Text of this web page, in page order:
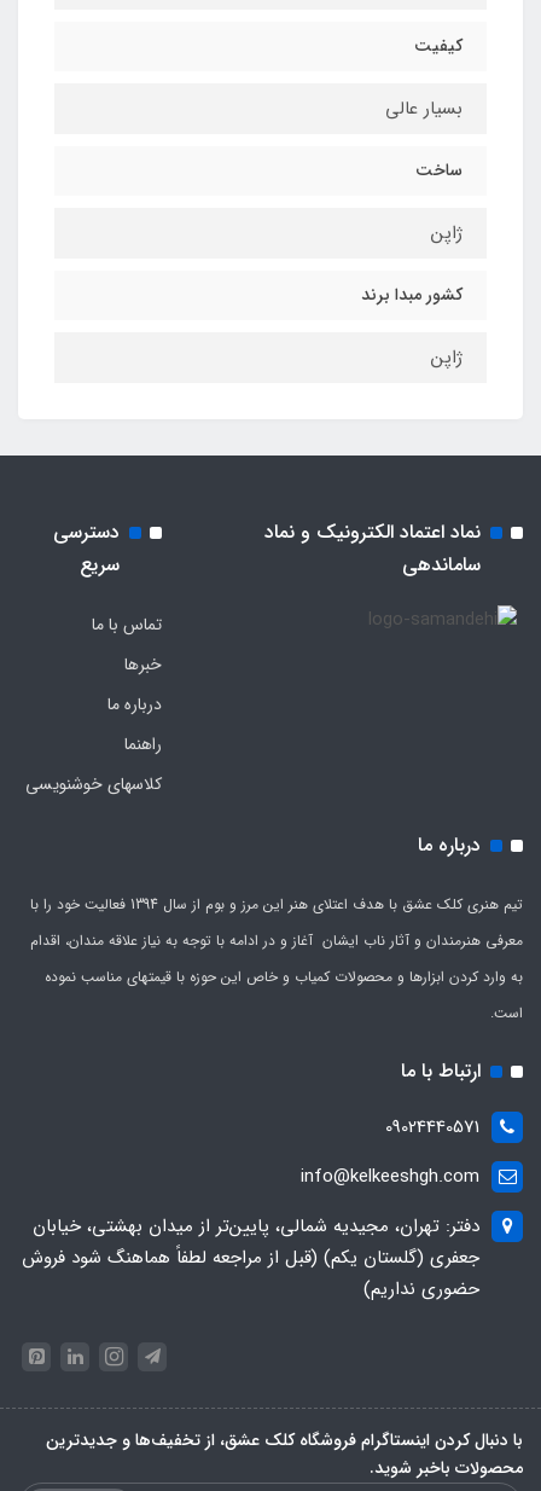
کیفیت
بسیار عالی
ساخت
ژاپن
کشور مبدا برند
ژاپن
نماد اعتماد الکترونیک و نماد
ساماندهی
دسترسی
سریع
تماس با ما
خبرها
درباره ما
راهنما
کلاسهای خوشنویسی
درباره ما
تیم هنری کلک عشق با هدف اعتلای هنر این مرز و بوم از سال 1394 فعالیت خود را با
معرفی هنرمندان و آثار ناب ایشان آغاز و در ادامه با توجه به نیاز علاقه مندان، اقدام
به وارد کردن ابزارها و محصولات کمیاب و خاص این حوزه با قیمتهای مناسب نموده
است.
ارتباط با ما
09024440571
info@kelkeeshgh.com
دفتر: تهران، مجیدیه شمالی، پایین‌تر از میدان بهشتی، خیابان
جعفری (گلستان یکم) (قبل از مراجعه لطفاً هماهنگ شود فروش
حضوری نداریم)
با دنبال کردن اینستاگرام فروشگاه کلک عشق، از تخفیف‌ها و جدیدترین‌
محصولات باخبر شوید.